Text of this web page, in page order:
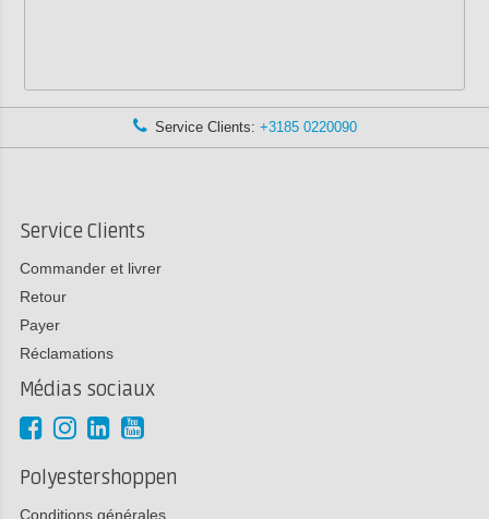
Service Clients: +3185 0220090
Service Clients
Commander et livrer
Retour
Payer
Réclamations
Médias sociaux
Polyestershoppen
Conditions générales